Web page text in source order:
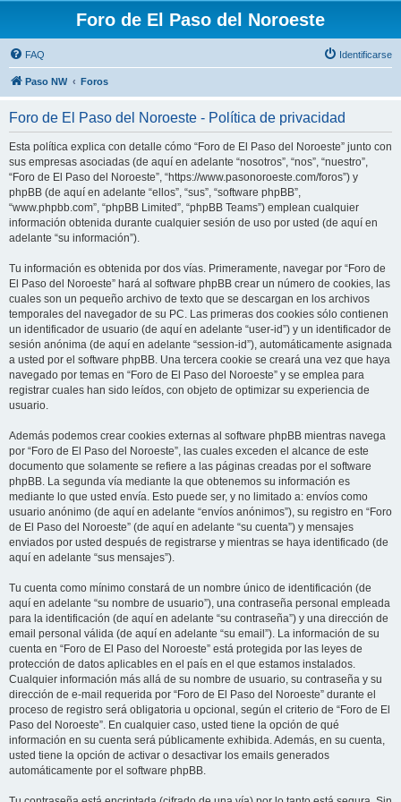
Foro de El Paso del Noroeste
FAQ Identificarse
Paso NW Foros
Foro de El Paso del Noroeste - Política de privacidad
Esta política explica con detalle cómo “Foro de El Paso del Noroeste” junto con
sus empresas asociadas (de aquí en adelante “nosotros”, “nos”, “nuestro”,
“Foro de El Paso del Noroeste”, “https://www.pasonoroeste.com/foros”) y
phpBB (de aquí en adelante “ellos”, “sus”, “software phpBB”,
“www.phpbb.com”, “phpBB Limited”, “phpBB Teams”) emplean cualquier
información obtenida durante cualquier sesión de uso por usted (de aquí en
adelante “su información”).
Tu información es obtenida por dos vías. Primeramente, navegar por “Foro de
El Paso del Noroeste” hará al software phpBB crear un número de cookies, las
cuales son un pequeño archivo de texto que se descargan en los archivos
temporales del navegador de su PC. Las primeras dos cookies sólo contienen
un identificador de usuario (de aquí en adelante “user-id”) y un identificador de
sesión anónima (de aquí en adelante “session-id”), automáticamente asignada
a usted por el software phpBB. Una tercera cookie se creará una vez que haya
navegado por temas en “Foro de El Paso del Noroeste” y se emplea para
registrar cuales han sido leídos, con objeto de optimizar su experiencia de
usuario.
Además podemos crear cookies externas al software phpBB mientras navega
por “Foro de El Paso del Noroeste”, las cuales exceden el alcance de este
documento que solamente se refiere a las páginas creadas por el software
phpBB. La segunda vía mediante la que obtenemos su información es
mediante lo que usted envía. Esto puede ser, y no limitado a: envíos como
usuario anónimo (de aquí en adelante “envíos anónimos”), su registro en “Foro
de El Paso del Noroeste” (de aquí en adelante “su cuenta”) y mensajes
enviados por usted después de registrarse y mientras se haya identificado (de
aquí en adelante “sus mensajes”).
Tu cuenta como mínimo constará de un nombre único de identificación (de
aquí en adelante “su nombre de usuario”), una contraseña personal empleada
para la identificación (de aquí en adelante “su contraseña”) y una dirección de
email personal válida (de aquí en adelante “su email”). La información de su
cuenta en “Foro de El Paso del Noroeste” está protegida por las leyes de
protección de datos aplicables en el país en el que estamos instalados.
Cualquier información más allá de su nombre de usuario, su contraseña y su
dirección de e-mail requerida por “Foro de El Paso del Noroeste” durante el
proceso de registro será obligatoria u opcional, según el criterio de “Foro de El
Paso del Noroeste”. En cualquier caso, usted tiene la opción de qué
información en su cuenta será públicamente exhibida. Además, en su cuenta,
usted tiene la opción de activar o desactivar los emails generados
automáticamente por el software phpBB.